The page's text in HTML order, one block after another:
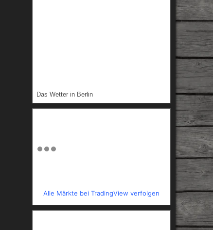
Das Wetter in Berlin
Alle Märkte bei TradingView verfolgen